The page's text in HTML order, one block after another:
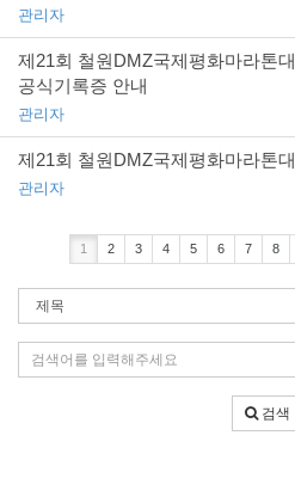
관리자
제21회 철원DMZ국제평화마라톤
공식기록증 안내
관리자
제21회 철원DMZ국제평화마라톤
관리자
1 2 3 4 5 6 7 8
색
조
색
어
입
검색